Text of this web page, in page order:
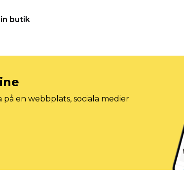
butik
en webbplats, sociala medier